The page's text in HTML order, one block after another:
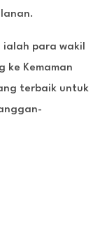
para wakil
ke Kemaman
terbaik untuk